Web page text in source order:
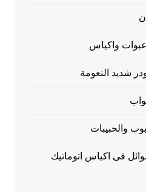
واكياس
شديد النعومة
والحبيبات
فى اكياس اتوماتيك